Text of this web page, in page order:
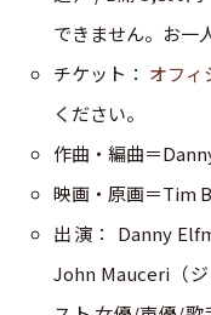
できません。お一
チケット： オフィ
ください。
作曲・編曲＝
映画・原画＝Tim
出演： Danny
John Mauceri（